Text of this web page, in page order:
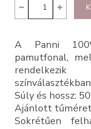
22
fakó
rózsaszín
mennyiség
A Panni
pamutfonal,
Súly és hossz:
Ajánlott
Sokrétűen